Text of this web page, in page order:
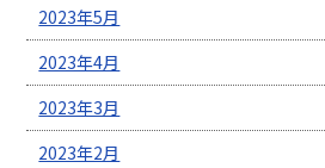
2023年5月
2023年4月
2023年3月
2023年2月